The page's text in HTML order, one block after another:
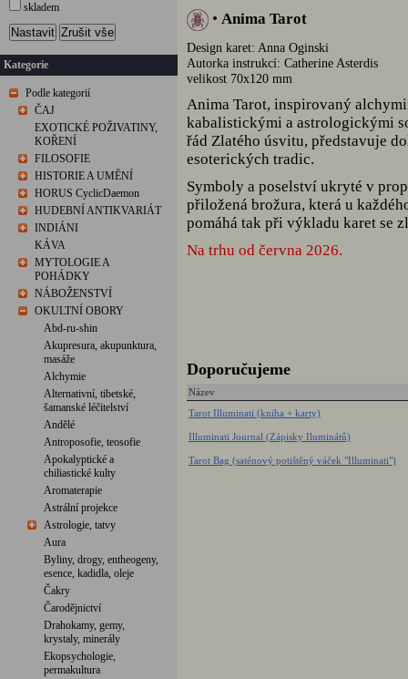
skladem
Nastavit Zrušit vše
Kategorie
Podle kategorií
ČAJ
EXOTICKÉ POŽIVATINY,
KOŘENÍ
FILOSOFIE
HISTORIE A UMĚNÍ
HORUS CyclicDaemon
HUDEBNÍ ANTIKVARIÁT
INDIÁNI
KÁVA
MYTOLOGIE A
POHÁDKY
NÁBOŽENSTVÍ
OKULTNÍ OBORY
Abd-ru-shin
Akupresura, akupunktura,
masáže
Alchymie
Alternativní, tibetské,
šamanské léčitelství
Andělé
Antroposofie, teosofie
Apokalyptické a
chiliastické kulty
Aromaterapie
Astrální projekce
Astrologie, tatvy
Aura
Byliny, drogy, entheogeny,
esence, kadidla, oleje
Čakry
Čarodějnictví
Drahokamy, gemy,
krystaly, minerály
Ekopsychologie,
permakultura
• Anima Tarot
Design karet: Anna Oginski
Autorka instrukcí: Catherine Asterdis
velikost 70x120 mm
Anima Tarot, inspirovaný
kabalistickými a astrologickými
řád Zlatého úsvitu, představuje
esoterických tradic.
Symboly a poselství ukryté v
přiložená brožura, která u
pomáhá tak při výkladu karet se
Na trhu od června 2026.
Doporučujeme
Název
Tarot Illuminati (kniha + karty)
Illuminati Journal (Zápisky Iluminátů)
Tarot Bag (saténový potištěný váček "Illuminati")